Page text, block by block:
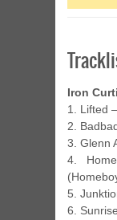
Iron
1. Lifted
2.
3. Glenn
4.
5.
6.